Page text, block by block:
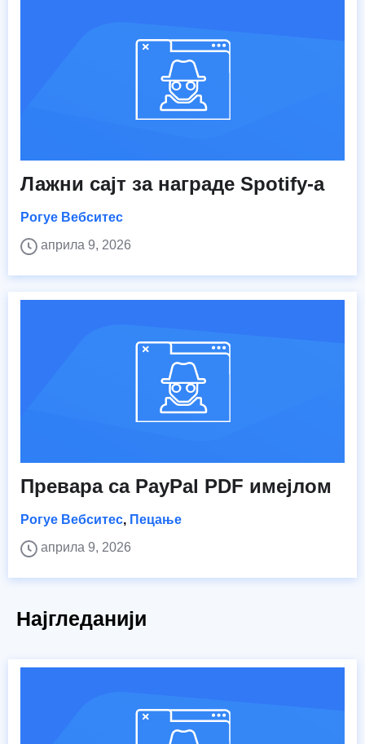
Лажни сајт за награде Spotify-а
Рогуе Вебситес
априла 9, 2026
Превара са PayPal PDF имејлом
Рогуе Вебситес, Пецање
априла 9, 2026
Најгледанији